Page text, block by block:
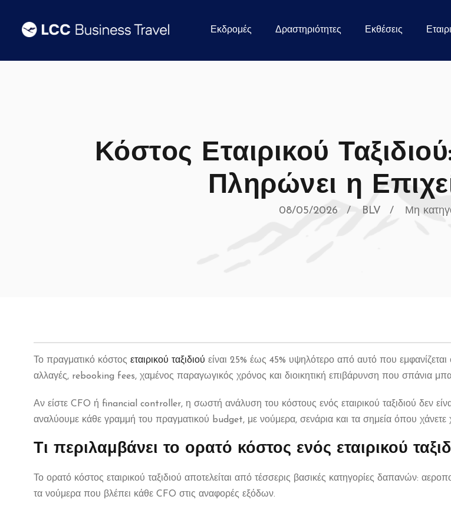
Εκδρομές Δραστηριότητες Εκθέσεις
08/05/2026 BLV Μη
Κόστος Εταιρικού
Πληρώνει η
Το πραγματικό κόστος εταιρικού ταξιδιού είναι 25% έως 45% υψηλότερο από αυτό που
αλλαγές, rebooking fees, χαμένος παραγωγικός χρόνος και διοικητική επιβάρυνση που σπάνια
Αν είστε CFO ή financial controller, η σωστή ανάλυση του κόστους ενός εταιρικού ταξιδιού δεν
αναλύουμε κάθε γραμμή του πραγματικού budget, με νούμερα, σενάρια και τα σημεία όπου χάνετε
Τι περιλαμβάνει το ορατό κόστος ενός εταιρικού
Το ορατό κόστος εταιρικού ταξιδιού αποτελείται από τέσσερις βασικές κατηγορίες δαπανών:
τα νούμερα που βλέπει κάθε CFO στις αναφορές εξόδων.